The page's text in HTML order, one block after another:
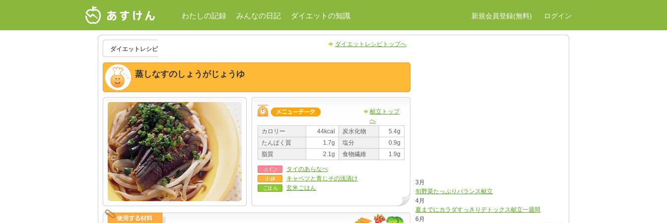
わたしの記録 みんなの日記 ダイエットの知識 新規会員登録(無料) ログイン
ダイエットレシピ
ダイエットレシピトップへ
蒸しなすのしょうがじょうゆ
献立トップ
へ
カロリー
44kcal 炭水化物
5.4g
たんぱく質
1.7g 塩分
0.9g
脂質
2.1g 食物繊維 1.9g
タイのあらなべ
キャベツと青じその浅漬け
玄米ごはん
3月
旬野菜たっぷりバランス献立
4月
夏までにカラダすっきりデトックス献立一週間
6月